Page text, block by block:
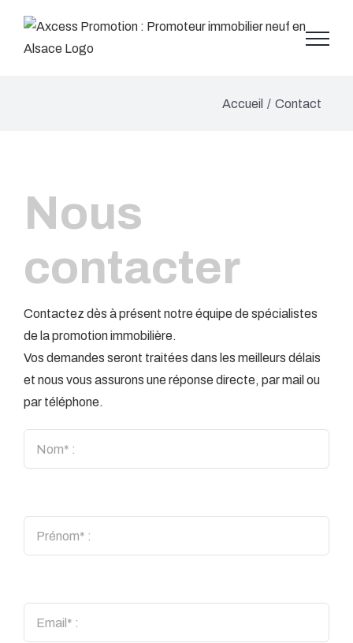
content
Accueil / Contact
Nous
contacter
Contactez dès à présent notre équipe de spécialistes
de la promotion immobilière.
Vos demandes seront traitées dans les meilleurs délais
et nous vous assurons une réponse directe, par mail ou
par téléphone.